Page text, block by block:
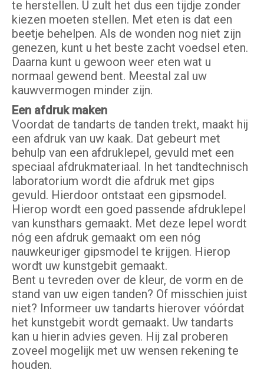
te herstellen. U zult het dus een tijdje zonder
kiezen moeten stellen. Met eten is dat een
beetje behelpen. Als de wonden nog niet zijn
genezen, kunt u het beste zacht voedsel eten.
Daarna kunt u gewoon weer eten wat u
normaal gewend bent. Meestal zal uw
kauwvermogen minder zijn.
Een afdruk maken
Voordat de tandarts de tanden trekt, maakt hij
een afdruk van uw kaak. Dat gebeurt met
behulp van een afdruklepel, gevuld met een
speciaal afdrukmateriaal. In het tandtechnisch
laboratorium wordt die afdruk met gips
gevuld. Hierdoor ontstaat een gipsmodel.
Hierop wordt een goed passende afdruklepel
van kunsthars gemaakt. Met deze lepel wordt
nóg een afdruk gemaakt om een nóg
nauwkeuriger gipsmodel te krijgen. Hierop
wordt uw kunstgebit gemaakt.
Bent u tevreden over de kleur, de vorm en de
stand van uw eigen tanden? Of misschien juist
niet? Informeer uw tandarts hierover vóórdat
het kunstgebit wordt gemaakt. Uw tandarts
kan u hierin advies geven. Hij zal proberen
zoveel mogelijk met uw wensen rekening te
houden.